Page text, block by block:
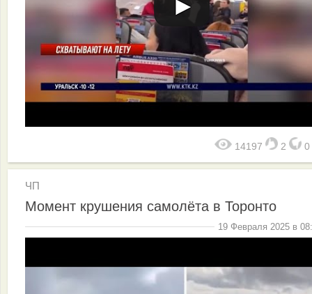
14197 2 0
ЧП
Момент крушения самолёта в Торонто
19 Февраля 2025 в